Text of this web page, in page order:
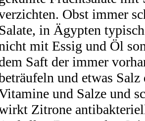
Obst immer
in Ägypten
mit Essig und Öl
Saft der immer
und etwas Salz
und Salze und
Zitrone